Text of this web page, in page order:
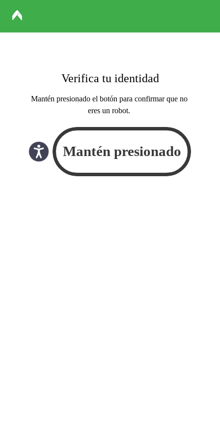
Verifica tu identidad
Mantén presionado el botón para confirmar que no
eres un robot.